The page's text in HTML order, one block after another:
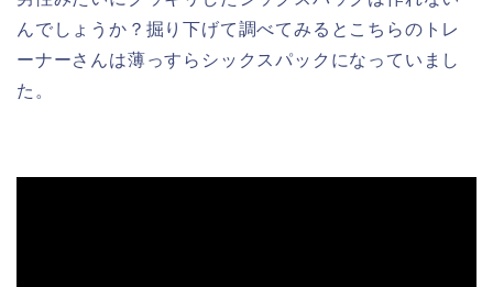
んでしょうか？掘り下げて調べてみるとこちらのトレ
ーナーさんは薄っすらシックスパックになっていまし
た。